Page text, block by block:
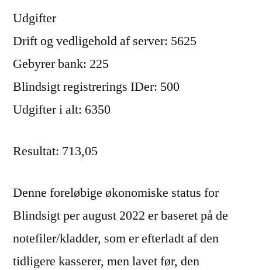
Udgifter
Drift og vedligehold af server: 5625
Gebyrer bank: 225
Blindsigt registrerings IDer: 500
Udgifter i alt: 6350
Resultat: 713,05
Denne foreløbige økonomiske status for
Blindsigt per august 2022 er baseret på de
notefiler/kladder, som er efterladt af den
tidligere kasserer, men lavet før, den